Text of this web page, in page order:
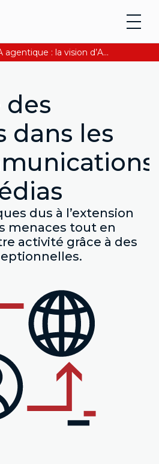
L'identité à l'ère de l'IA agentique : la vision d’Andre Durand sur la confiance numérique
des
dans les
dus à l’extension
menaces tout en
activité grâce à des